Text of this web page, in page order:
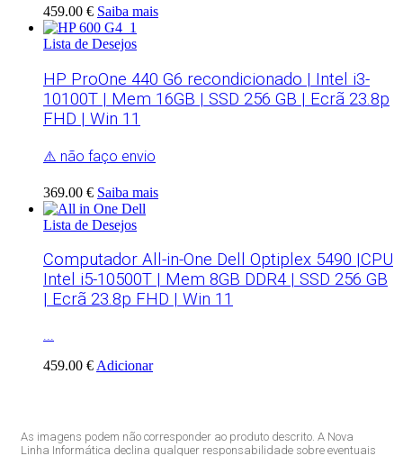
459.00 € Saiba mais
Lista de Desejos
HP ProOne 440 G6 recondicionado | Intel i3-
10100T | Mem 16GB | SSD 256 GB | Ecrã 23.8p
FHD | Win 11
⚠️ não faço envio
369.00 € Saiba mais
Lista de Desejos
Computador All-in-One Dell Optiplex 5490 |CPU
Intel i5-10500T | Mem 8GB DDR4 | SSD 256 GB
| Ecrã 23.8p FHD | Win 11
...
459.00 € Adicionar
As imagens podem não corresponder ao produto descrito. A Nova
Linha Informática declina qualquer responsabilidade sobre eventuais